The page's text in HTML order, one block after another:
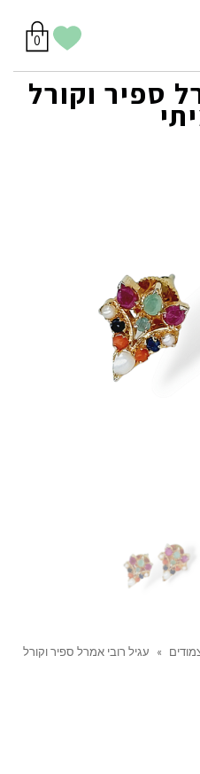
יש
לך
0מוצרים
בסל
הווישליסט
ספיר וקורל
»
עגיל רובי אמרל ספיר וקורל